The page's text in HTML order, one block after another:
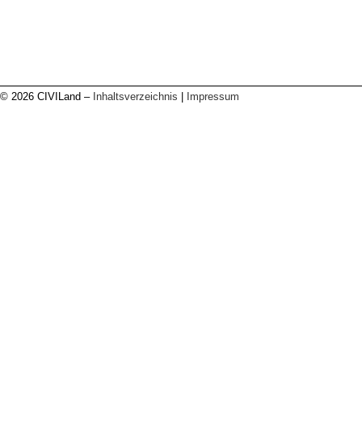
© 2026 CIVILand – Inhaltsverzeichnis Impressum